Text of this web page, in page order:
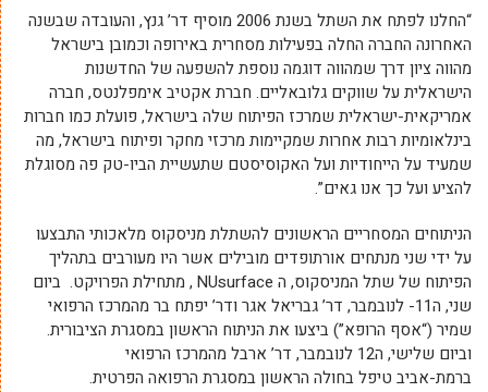
“החלנו לפתח את השתל בשנת 2006 מוסיף דר’ גנץ, והעובדה שבשנה
האחרונה החברה החלה בפעילות מסחרית באירופה וכמובן בישראל
מהווה ציון דרך שמהווה דוגמה נוספת להשפעה של החדשנות
הישראלית על שווקים גלובאליים. חברת אקטיב אימפלנטס, חברה
אמריקאית-ישראלית שמרכז הפיתוח שלה בישראל, פועלת כמו חברות
בינלאומיות רבות אחרות שמקיימות מרכזי מחקר ופיתוח בישראל, מה
שמעיד על הייחודיות ועל האקוסיסטם שתעשיית הביו-טק פה מסוגלת
להציע ועל כך אנו גאים”.
הניתוחים המסחריים הראשונים להשתלת מניסקוס מלאכותי התבצעו
על ידי שני מנתחים אורתופדים מובילים אשר היו מעורבים בתהליך
הפיתוח של שתל המניסקוס, ה NUsurface
, מתחילת הפרויקט. ביום
שני, ה11- לנובמבר, דר’ גבריאל אגר ודר’ יפתח בר מהמרכז הרפואי
שמיר (“אסף הרופא”) ביצעו את הניתוח הראשון במסגרת הציבורית.
וביום שלישי, ה12 לנובמבר, דר’ ארבל מהמרכז הרפואי
ברמת-אביב טיפל בחולה הראשון במסגרת הרפואה הפרטית.